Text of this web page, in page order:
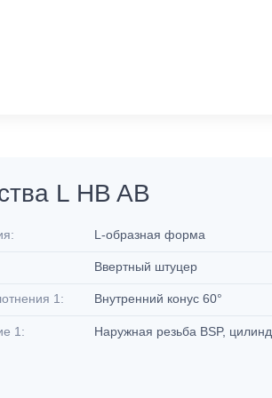
L HB AB
L-образная форма
Ввертный штуцер
1: Внутренний конус 60°
1: Наружная резьба BSP,